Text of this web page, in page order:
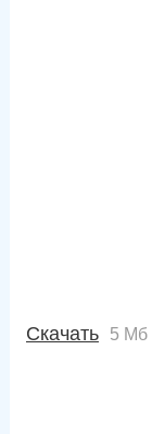
Скачать 5 Мб